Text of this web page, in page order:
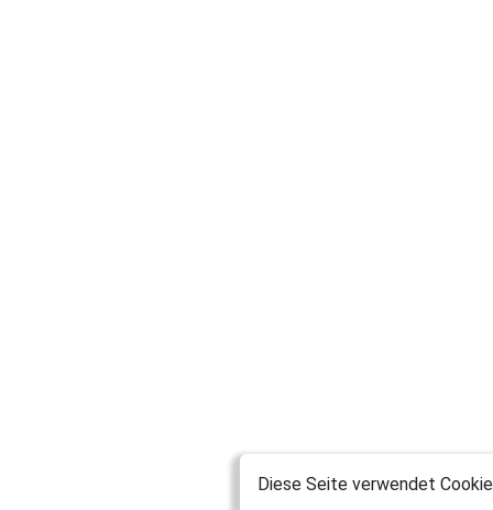
Diese Seite verwendet